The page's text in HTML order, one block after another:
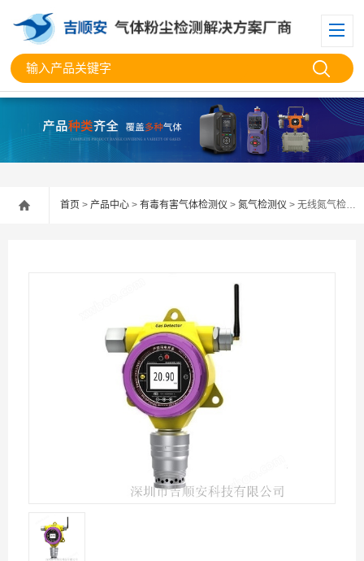
首页 > 产品中心 > 有毒有害气体检测仪 > 氮气检测仪 > 无线氮气检测仪